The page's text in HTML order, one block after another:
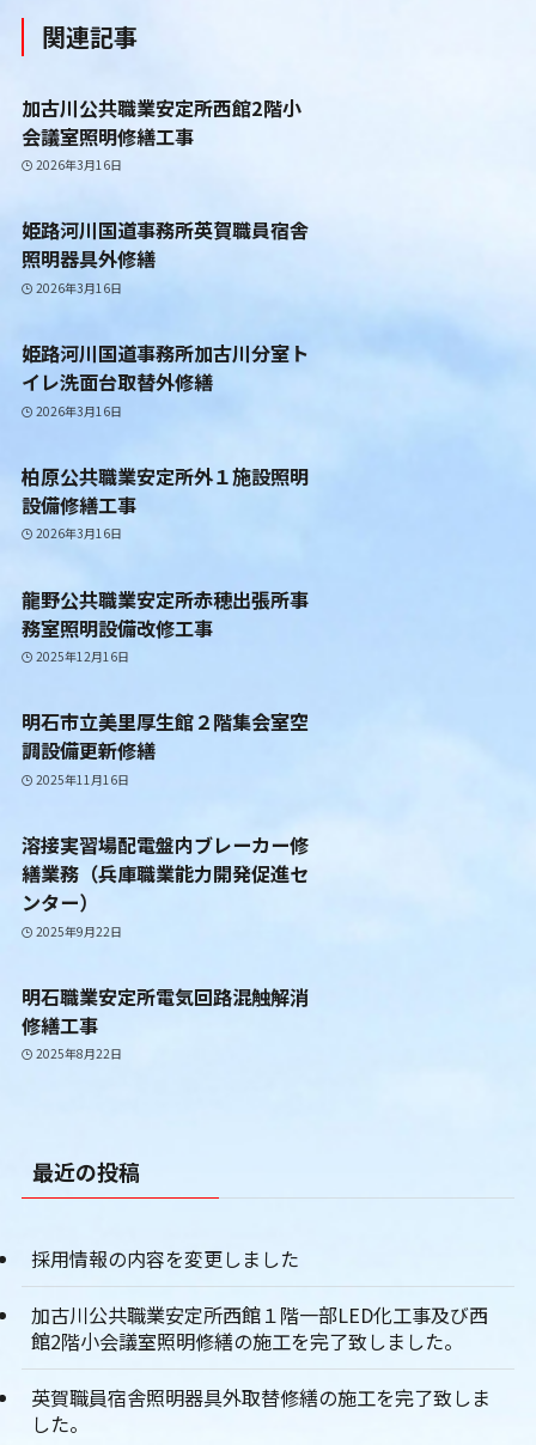
関連記事
加古川公共職業安定所西館2階小
会議室照明修繕工事
2026年3月16日
姫路河川国道事務所英賀職員宿舎
照明器具外修繕
2026年3月16日
姫路河川国道事務所加古川分室ト
イレ洗面台取替外修繕
2026年3月16日
柏原公共職業安定所外１施設照明
設備修繕工事
2026年3月16日
龍野公共職業安定所赤穂出張所事
務室照明設備改修工事
2025年12月16日
明石市立美里厚生館２階集会室空
調設備更新修繕
2025年11月16日
溶接実習場配電盤内ブレーカー修
繕業務（兵庫職業能力開発促進セ
ンター）
2025年9月22日
明石職業安定所電気回路混触解消
修繕工事
2025年8月22日
最近の投稿
採用情報の内容を変更しました
加古川公共職業安定所西館１階一部LED化工事及び西
館2階小会議室照明修繕の施工を完了致しました。
英賀職員宿舎照明器具外取替修繕の施工を完了致しま
した。